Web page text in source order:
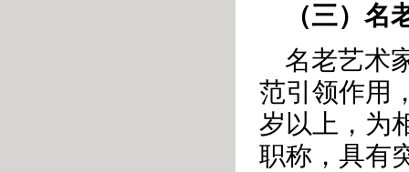
（三）名
名老艺术
范引领作用
岁以上，为
职称，具有